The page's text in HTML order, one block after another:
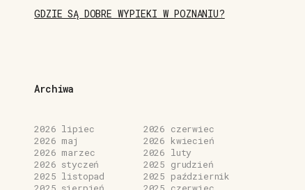
GDZIE SĄ DOBRE WYPIEKI W POZNANIU?
Archiwa
2026 lipiec
2026 czerwiec
2026 maj
2026 kwiecień
2026 marzec
2026 luty
2026 styczeń
2025 grudzień
2025 listopad
2025 październik